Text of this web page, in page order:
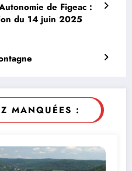
de Figeac :
du 14 juin 2025
MANQUÉES :